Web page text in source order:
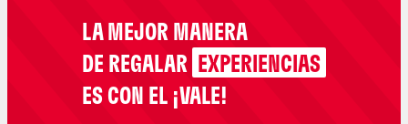
LA MEJOR MANERA
DE REGALAR EXPERIENCIAS
ES CON EL ¡VALE!